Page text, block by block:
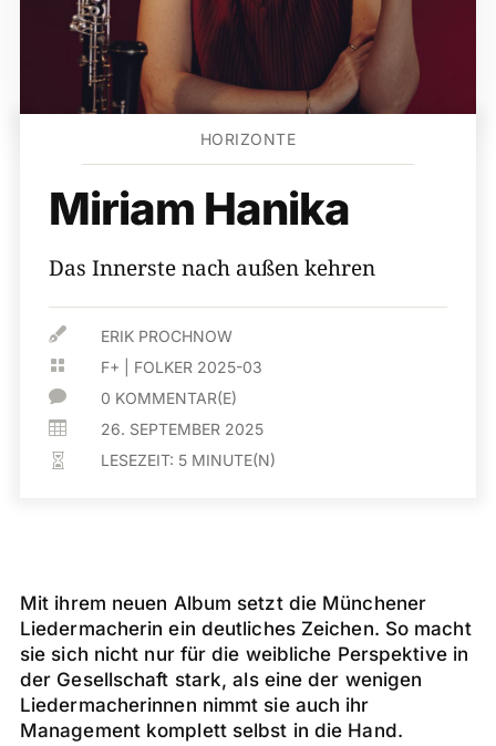
HORIZONTE
Miriam Hanika
Das Innerste nach außen kehren
 ERIK PROCHNOW
 F+ FOLKER 2025-03
 0 KOMMENTAR(E)
 26. SEPTEMBER 2025
 LESEZEIT: 5 MINUTE(N)
Mit ihrem neuen Album setzt die Münchener
Liedermacherin ein deutliches Zeichen. So macht
sie sich nicht nur für die weibliche Perspektive in
der Gesellschaft stark, als eine der wenigen
Liedermacherinnen nimmt sie auch ihr
Management komplett selbst in die Hand.